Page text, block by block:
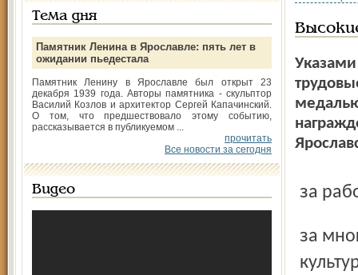
Тема дня
Памятник Ленина в Ярославле: пять лет в
ожидании пьедестала
Памятник Ленину в Ярославле был открыт 23
декабря 1939 года. Авторы памятника - скульптор
Василий Козлов и архитектор Сергей Капачинский.
О том, что предшествовало этому событию,
рассказывается в публикуемом ...
прочитать
Все новости за сегодня
Видео за
за многолетнюю плодотворную работу в области